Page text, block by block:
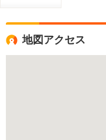
地図アクセス